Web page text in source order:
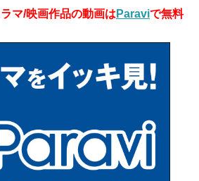
マ/映画作品の動画は Paraviで無料